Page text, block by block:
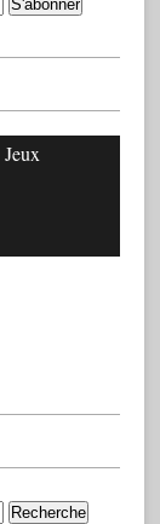
Jeux